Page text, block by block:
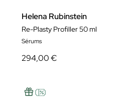
Helena Rubinstein
Re-Plasty Profiller 50 ml
Sérums
294,00 €